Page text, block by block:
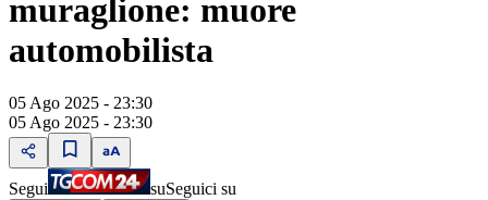
muraglione: muore
automobilista
05 Ago 2025 - 23:30
05 Ago 2025 - 23:30
Segui suSeguici su